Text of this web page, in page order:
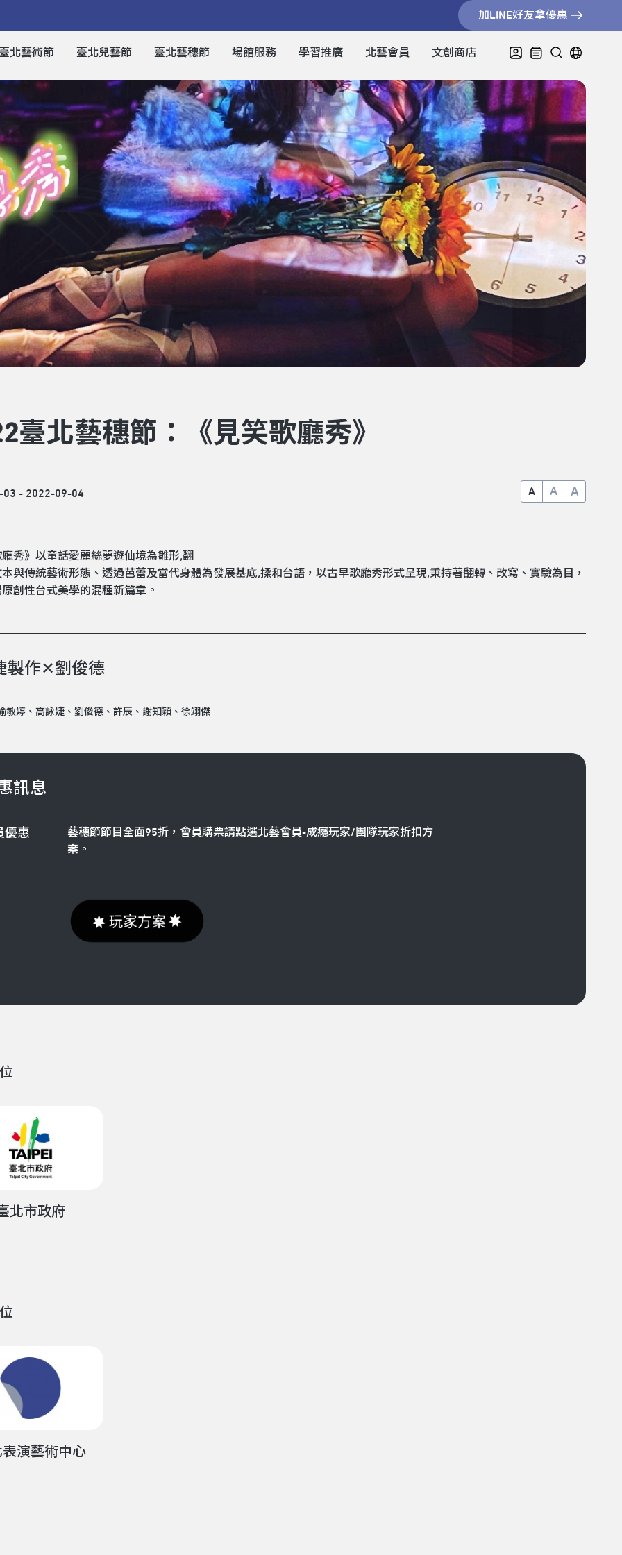
加LINE好友拿優惠
北藝術節 臺北兒藝節 臺北藝穗節 場館服務 學習推廣 北藝會員 文創商店
臺北藝穗節：《見笑歌廳秀》
03 - 2022-09-04 A A A
秀》以童話愛麗絲夢遊仙境為雛形,翻
與傳統藝術形態、透過芭蕾及當代身體為發展基底,揉和台語，以古早歌廳秀形式呈現,秉持著翻轉、改寫、實驗為目，
創性台式美學的混種新篇章。
製作✕劉俊德
敏婷、高詠婕、劉俊德、許辰、謝知穎、徐翊傑
訊息
優惠
藝穗節節目全面95折，會員購票請點選北藝會員-成癮玩家/團隊玩家折扣方
案。
北市政府
演藝術中心